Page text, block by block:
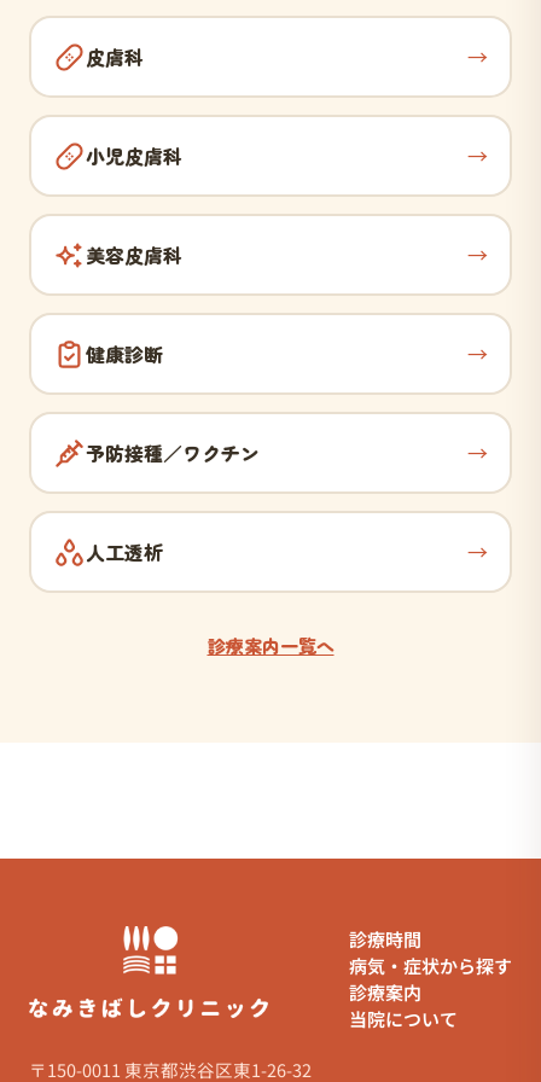
皮膚科 →
小児皮膚科 →
美容皮膚科 →
健康診断 →
予防接種／ワクチン →
人工透析 →
診療案内一覧へ
〒150-0011 東京都渋谷区東1-26-32
診療時間
病気・症状から探す
診療案内
当院について